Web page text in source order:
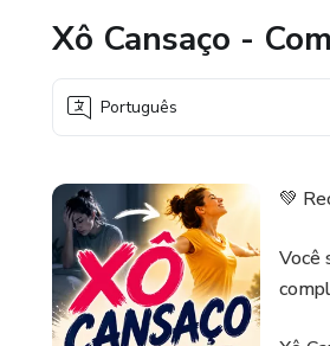
Xô Cansaço -
Português
💚
Você